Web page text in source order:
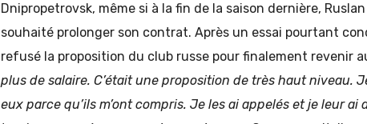
Dnipropetrovsk, même si à la fin de la saison dernière,
souhaité prolonger son contrat. Après un essai pourtant
refusé la proposition du club russe pour finalement revenir
plus de salaire. C’était une proposition de très haut niveau.
eux parce qu’ils m’ont compris. Je les ai appelés et je leur